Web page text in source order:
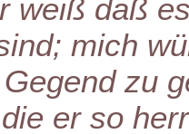
weiß daß
mich
zu
er so